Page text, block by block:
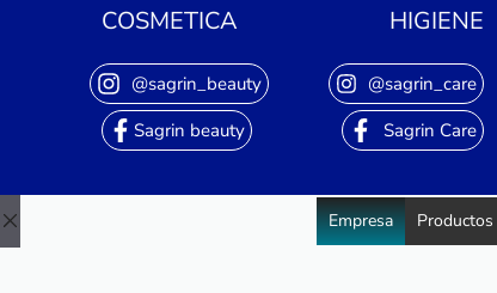
COSMETICA
@sagrin_beauty
Sagrin beauty
HIGIENE
@sagrin_care
Sagrin Care
Close
Empresa Productos